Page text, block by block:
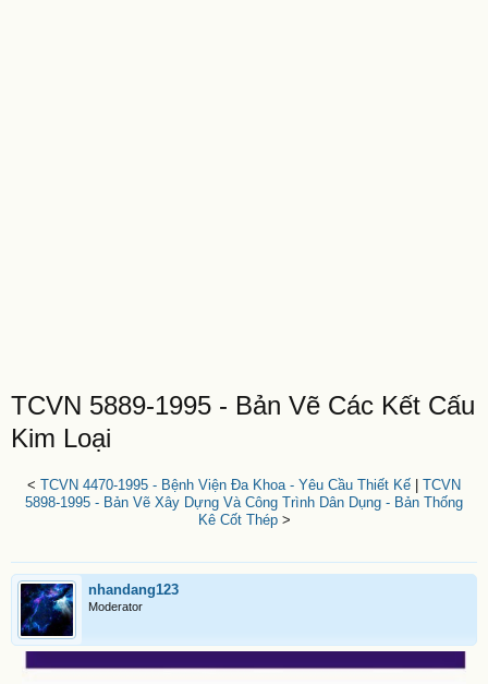
TCVN 5889-1995 - Bản Vẽ Các Kết Cấu
Kim Loại
< TCVN 4470-1995 - Bệnh Viện Đa Khoa - Yêu Cầu Thiết Kế
TCVN
5898-1995 - Bản Vẽ Xây Dựng Và Công Trình Dân Dụng - Bản Thống
Kê Cốt Thép>
nhandang123
Moderator